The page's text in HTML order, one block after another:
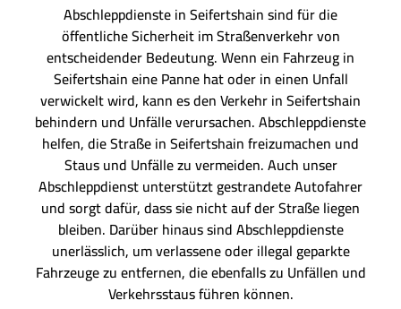
Abschleppdienste in Seifertshain sind für die
öffentliche Sicherheit im Straßenverkehr von
entscheidender Bedeutung. Wenn ein Fahrzeug in
Seifertshain eine Panne hat oder in einen Unfall
verwickelt wird, kann es den Verkehr in Seifertshain
behindern und Unfälle verursachen. Abschleppdienste
helfen, die Straße in Seifertshain freizumachen und
Staus und Unfälle zu vermeiden. Auch unser
Abschleppdienst unterstützt gestrandete Autofahrer
und sorgt dafür, dass sie nicht auf der Straße liegen
bleiben. Darüber hinaus sind Abschleppdienste
unerlässlich, um verlassene oder illegal geparkte
Fahrzeuge zu entfernen, die ebenfalls zu Unfällen und
Verkehrsstaus führen können.